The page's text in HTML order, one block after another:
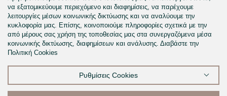
ΣΕΝΤΟΝΙΑ ΣΤΑ ΜΕΤΡΑ ΣΑΣ
ΥΦΑΣΜΑΤΑ ΜΕ ΤΟ ΜΕΤΡΟ
ΥΠΝΟΔΩΜΑΤΙΟ
HOTEL & BNB
ΠΑΙΔΙΚΟ - ΕΦΗΒΙΚΟ
να εξατομικεύουμε περιεχόμενο και διαφημίσεις, να παρέχουμε
λειτουργίες μέσων κοινωνικής δικτύωσης και να αναλύουμε την
κυκλοφορία μας. Επίσης, κοινοποιούμε πληροφορίες σχετικά με την
από μέρους σας χρήση της τοποθεσίας μας στα συνεργαζόμενα μέσα
κοινωνικής δικτύωσης, διαφημίσεων και ανάλυσης. Διαβάστε την
Πολιτική Cookies
Ρυθμίσεις Cookies